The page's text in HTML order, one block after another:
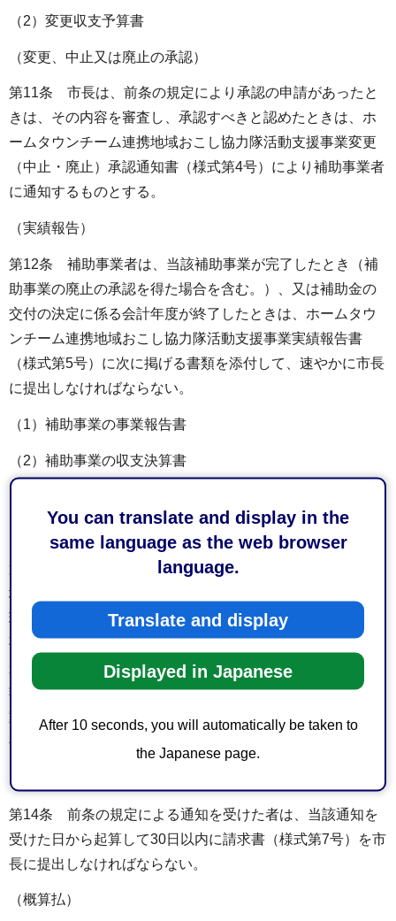
You can translate and display in the
same language as the web browser
language.
Translate and display
Displayed in Japanese
After 10 seconds, you will automatically be taken to
the Japanese page.
（2）変更収支予算書
（変更、中止又は廃止の承認）
第11条 市長は、前条の規定により承認の申請があったと
きは、その内容を審査し、承認すべきと認めたときは、ホ
ームタウンチーム連携地域おこし協力隊活動支援事業変更
（中止・廃止）承認通知書（様式第4号）により補助事業者
に通知するものとする。
（実績報告）
第12条 補助事業者は、当該補助事業が完了したとき（補
助事業の廃止の承認を得た場合を含む。）、又は補助金の
交付の決定に係る会計年度が終了したときは、ホームタウ
ンチーム連携地域おこし協力隊活動支援事業実績報告書
（様式第5号）に次に掲げる書類を添付して、速やかに市長
に提出しなければならない。
（1）補助事業の事業報告書
（2）補助事業の収支決算書
（補助金の額の確定）
第13条 市長は、前条の規定による実績報告書を受理した
場合は、その内容を審査し、必要があると認めたときは、
現地調査等を行い、その報告に係る補助事業の成果が補助
事業の決定の内容及びこれに付した条件に適合するかどう
かを調査し、適合すると認めるときは交付すべき補助金の
額を確定し、ホームタウンチーム連携地域おこし協力隊活
動支援事業補助金交付確定通知書（様式第6号）により当該
補助事業者に通知するものとする。
第14条 前条の規定による通知を受けた者は、当該通知を
受けた日から起算して30日以内に請求書（様式第7号）を市
長に提出しなければならない。
（概算払）